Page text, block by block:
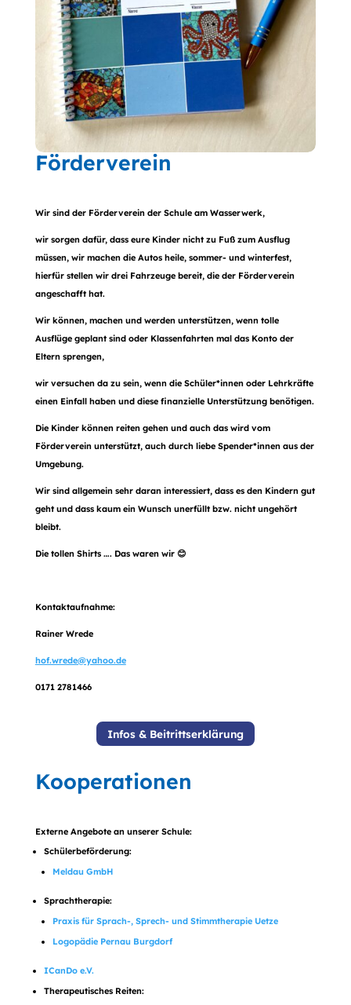
Förderverein
Wir sind der Förderverein der Schule am Wasserwerk,
wir sorgen dafür, dass eure Kinder nicht zu Fuß zum Ausflug
müssen, wir machen die Autos heile, sommer- und winterfest,
hierfür stellen wir drei Fahrzeuge bereit, die der Förderverein
angeschafft hat.
Wir können, machen und werden unterstützen, wenn tolle
Ausflüge geplant sind oder Klassenfahrten mal das Konto der
Eltern sprengen,
wir versuchen da zu sein, wenn die Schüler*innen oder Lehrkräfte
einen Einfall haben und diese finanzielle Unterstützung benötigen.
Die Kinder können reiten gehen und auch das wird vom
Förderverein unterstützt, auch durch liebe Spender*innen aus der
Umgebung.
Wir sind allgemein sehr daran interessiert, dass es den Kindern gut
geht und dass kaum ein Wunsch unerfüllt bzw. nicht ungehört
bleibt.
Die tollen Shirts …. Das waren wir 😊
Kontaktaufnahme:
Rainer Wrede
hof.wrede@yahoo.de
0171 2781466
Infos & Beitrittserklärung
Kooperationen
Externe Angebote an unserer Schule:
Schülerbeförderung:
Meldau GmbH
Sprachtherapie:
Praxis für Sprach-, Sprech- und Stimmtherapie Uetze
Logopädie Pernau Burgdorf
ICanDo e.V.
Therapeutisches Reiten: